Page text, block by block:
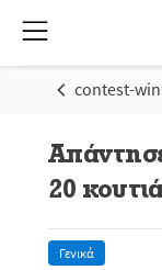
contest-
20
Γενικά